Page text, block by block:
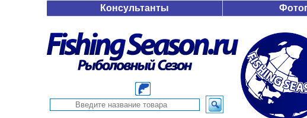
Консультанты